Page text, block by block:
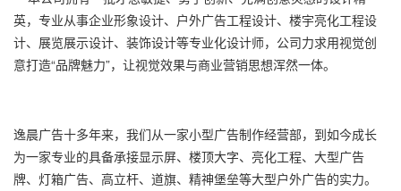
英，专业从事企业形象设计、户外广告工程设计、楼宇亮化工程设
计、展览展示设计、装饰设计等专业化设计师，公司力求用视觉创
意打造“品牌魅力”，让视觉效果与商业营销思想浑然一体。
逸晨广告十多年来，我们从一家小型广告制作经营部，到如今成长
为一家专业的具备承接显示屏、楼顶大字、亮化工程、大型广告
牌、灯箱广告、高立杆、道旗、精神堡垒等大型户外广告的实力。